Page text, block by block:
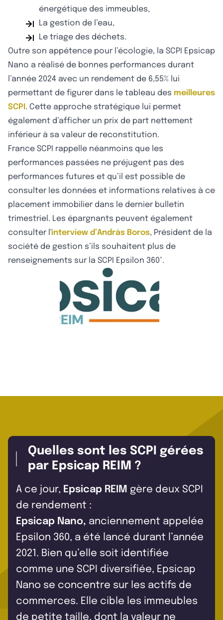
énergétique des immeubles,
La gestion de l’eau,
Le triage des déchets.
Outre son appétence pour l’écologie, la SCPI Epsicap
Nano a réalisé de bonnes performances durant
l’année 2024 avec un rendement de 6,55% lui
permettant de figurer dans le tableau des meilleures
SCPI . Cette approche stratégique lui permet
également d’afficher un prix de part nettement
inférieur à sa valeur de reconstitution.
France SCPI rappelle néanmoins que les
performances passées ne préjugent pas des
performances futures et qu’il est possible de
consulter les données et informations relatives à ce
placement immobilier dans le dernier bulletin
trimestriel. Les épargnants peuvent également
consulter l'interview d’Andràs Boros, Président de la
société de gestion s’ils souhaitent plus de
renseignements sur la SCPI Epsilon 360°.
Quelles sont les SCPI gérées
par Epsicap REIM ?
A ce jour, Epsicap REIM gère deux SCPI
de rendement :
Epsicap Nano, anciennement appelée
Epsilon 360, a été lancé durant l’année
2021. Bien qu’elle soit identifiée
comme une SCPI diversifiée, Epsicap
Nano se concentre sur les actifs de
commerces. Elle cible les immeubles
de petite taille, dont la valeur ne